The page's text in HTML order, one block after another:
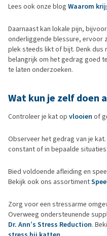
Lees ook onze blog Waarom
Daarnaast kan lokale pijn,
onderliggende blessure, ervoor
plek steeds likt of bijt. Denk dus
belangrijk om het gedrag goed
te laten onderzoeken.
Wat kun je zelf doen
Controleer je kat op vlooien of
Observeer het gedrag van je
constant of in bepaalde
Bied voldoende afleiding en
Bekijk ook ons assortiment
Zorg voor een stressarme
Overweeg ondersteunende
Dr. Ann’s Stress Reduction.